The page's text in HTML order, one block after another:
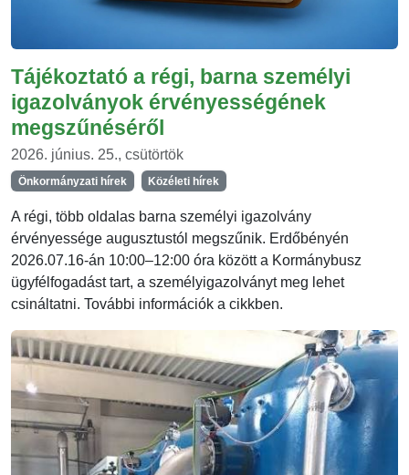
Tájékoztató a régi, barna személyi
igazolványok érvényességének
megszűnéséről
2026. június. 25., csütörtök
Önkormányzati hírek Közéleti hírek
A régi, több oldalas barna személyi igazolvány
érvényessége augusztustól megszűnik. Erdőbényén
2026.07.16-án 10:00–12:00 óra között a Kormánybusz
ügyfélfogadást tart, a személyigazolványt meg lehet
csináltatni. További információk a cikkben.